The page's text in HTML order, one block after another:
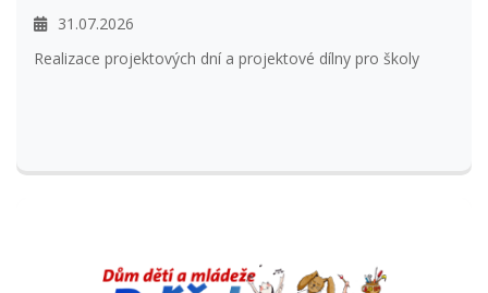
Realizace projektových dní a projektové dílny pro školy